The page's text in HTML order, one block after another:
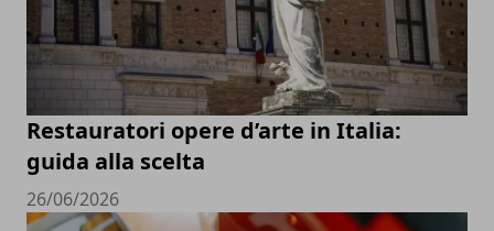
Restauratori opere d’arte in Italia:
guida alla scelta
26/06/2026